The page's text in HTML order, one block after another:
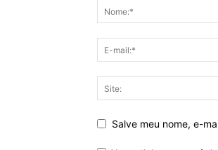
Salve meu nome, e-